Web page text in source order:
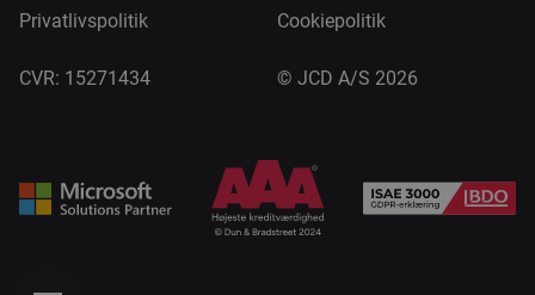
Privatlivspolitik Cookiepolitik
CVR: 15271434 © JCD A/S 2026